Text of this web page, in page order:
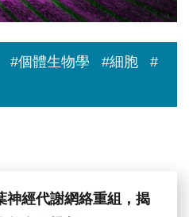
#個體生物學 #細胞
#
神經代謝網絡重組，揭